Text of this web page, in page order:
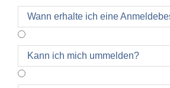
Wann erhalte ich eine
Kann ich mich ummelden?